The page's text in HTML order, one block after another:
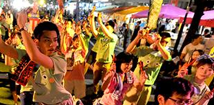
整形外科
形成外科
歯科・口腔外科